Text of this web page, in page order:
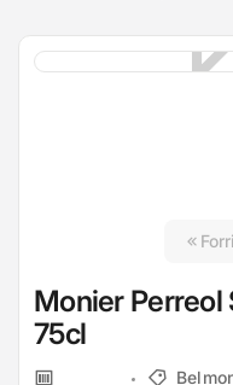
Monier Perreol
75cl